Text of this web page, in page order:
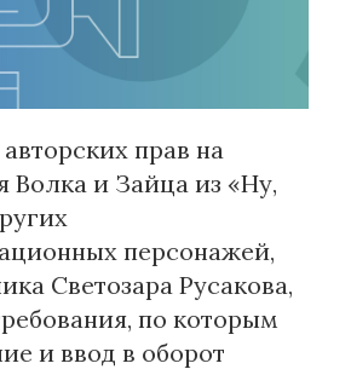
прав на
Волка и Зайца из «Ну,
персонажей,
Светозара Русакова,
по которым
и ввод в оборот